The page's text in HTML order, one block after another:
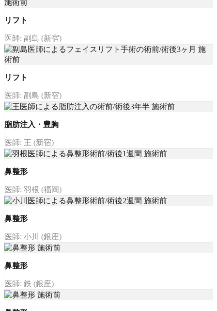
リフト
医師: 副島 (新宿)
リフト
医師: 副島 (新宿)
脂肪注入・豊胸
医師: 王 (新宿)
鼻整形
医師: 羽根 (福岡)
鼻整形
医師: 小川 (銀座)
鼻整形
医師: 鉄 (銀座)